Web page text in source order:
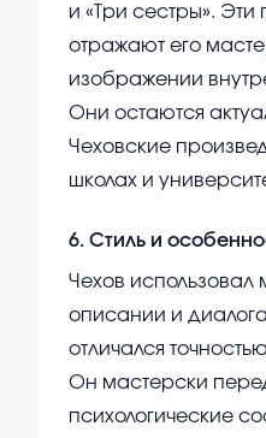
и «Три сестры». Эти
отражают его
изображении
Они остаются
Чеховские
школах и
6. Стиль и
Чехов использовал
описании и
отличался
Он мастерски
психологические